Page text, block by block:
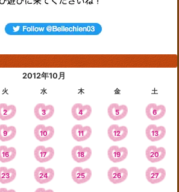
2012年10月
火 水 木 金 土
2 3 4 5 6
9 10 11 12 13
16 17 18 19 20
23 24 25 26 27